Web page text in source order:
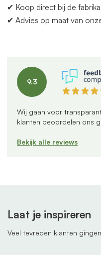
✔ Koop direct bij de
✔ Advies op maat van
9.3
Wij gaan voor
klanten beoordelen ons
Bekijk alle reviews
Laat je inspireren
Veel tevreden klanten